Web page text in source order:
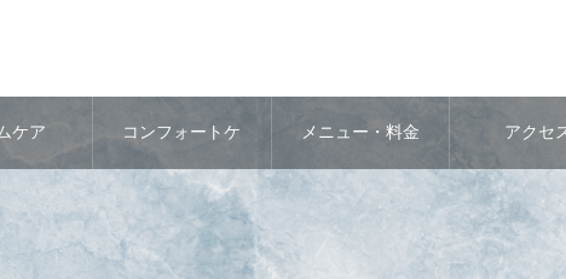
ケア コンフォートケ メニュー・料金 アクセ